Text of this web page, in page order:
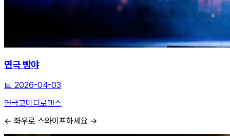
연극 빵야
📅 2026-04-03
연극코미디 로맨스
← 좌우로 스와이프하세요 →